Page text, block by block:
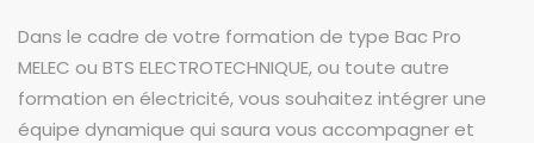
Dans le cadre de votre formation de type Bac Pro
MELEC ou BTS ELECTROTECHNIQUE, ou toute autre
formation en électricité, vous souhaitez intégrer une
équipe dynamique qui saura vous accompagner et